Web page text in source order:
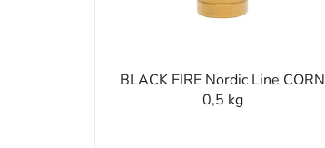
BLACK FIRE Nordic Line CORN
0,5 kg